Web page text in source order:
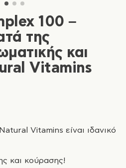
100 –
της
και
Vitamins
Vitamins είναι ιδανικό
και κούρασης!